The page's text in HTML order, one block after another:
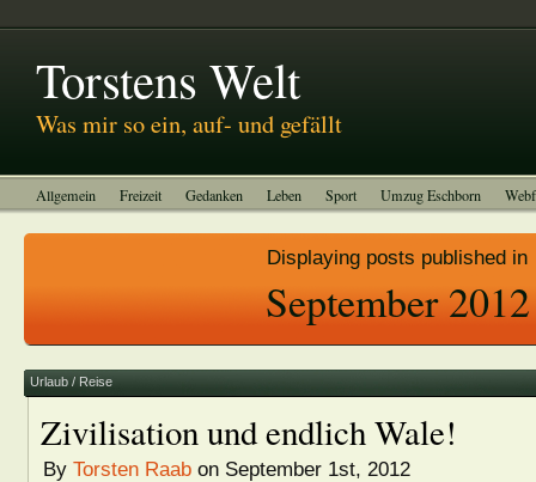
Torstens Welt
Was mir so ein, auf- und gefällt
Allgemein Freizeit Gedanken Leben Sport Umzug Eschborn
Displaying posts published in
September 2012
Urlaub / Reise
Zivilisation und endlich Wale!
By Torsten Raab on September 1st, 2012